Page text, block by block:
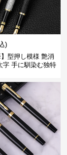
)
】型押し模様 艶消
字 手に馴染む独特